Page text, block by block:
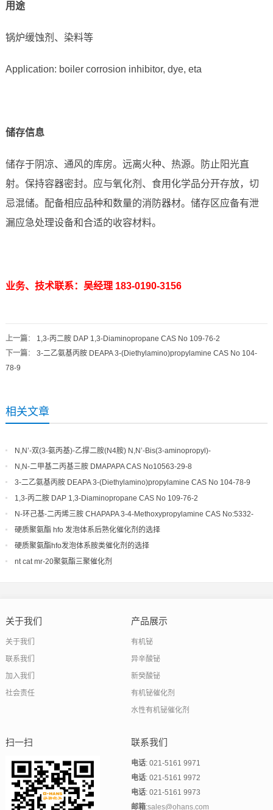
用途
锅炉缓蚀剂、染料等
Application: boiler corrosion inhibitor, dye, eta
储存信息
储存于阴凉、通风的库房。远离火种、热源。防止阳光直
射。保持容器密封。应与氧化剂、食用化学品分开存放，切
忌混储。配备相应品种和数量的消防器材。储存区应备有泄
漏应急处理设备和合适的收容材料。
业务、技术联系：吴经理 183-0190-3156
上一篇： 1,3-丙二胺 DAP 1,3-Diaminopropane CAS No 109-76-2
下一篇： 3-二乙氨基丙胺 DEAPA 3-(Diethylamino)propylamine CAS No 104-
78-9
相关文章
N,N’-双(3-氨丙基)-乙撑二胺(N4胺) N,N’-Bis(3-aminopropyl)-
ethylenediamine CAS No10563-26-5
N,N-二甲基二丙基三胺 DMAPAPA CAS No10563-29-8
3-二乙氨基丙胺 DEAPA 3-(Diethylamino)propylamine CAS No 104-78-9
1,3-丙二胺 DAP 1,3-Diaminopropane CAS No 109-76-2
N-环己基-二丙烯三胺 CHAPAPA 3-4-Methoxypropylamine CAS No:5332-
73-0硬质聚氨酯 hfo 发泡体系后熟化催化剂的选择
硬质聚氨酯hfo发泡体系胺类催化剂的选择
nt cat mr-20聚氨酯三聚催化剂
关于我们
关于我们
联系我们
加入我们
社会责任
产品展示
有机铋
异辛酸铋
新癸酸铋
有机铋催化剂
水性有机铋催化剂
扫一扫 联系我们
电话: 021-5161 9971
电话: 021-5161 9972
电话: 021-5161 9973
邮箱:sales@ohans.com